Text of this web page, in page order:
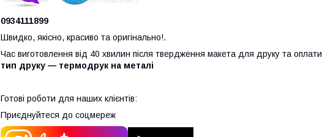
0934111899
Швидко, якісно, красиво та оригінально!.
Час виготовлення від 40 хвилин після твердження макета для друку та оплати
тип друку — термодрук на металі
Готові роботи для наших клієнтів:
Приєднуйтеся до соцмереж